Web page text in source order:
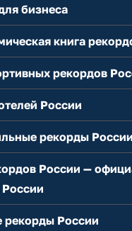
бизнеса
книга
рекордов
России
рекорды России
России —
рекорды России